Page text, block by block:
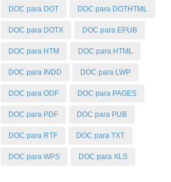
DOC para DOT DOC para DOTHTML
DOC para DOTX DOC para EPUB
DOC para HTM DOC para HTML
DOC para INDD DOC para LWP
DOC para ODF DOC para PAGES
DOC para PDF DOC para PUB
DOC para RTF DOC para TXT
DOC para WPS DOC para XLS